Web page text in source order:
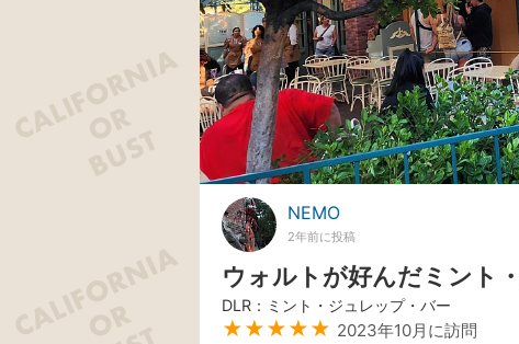
NEMO
2年前に投稿
ウォルトが好んだミント
DLR：ミント・ジュレップ・バー
★★★★★ 2023年10月に訪問